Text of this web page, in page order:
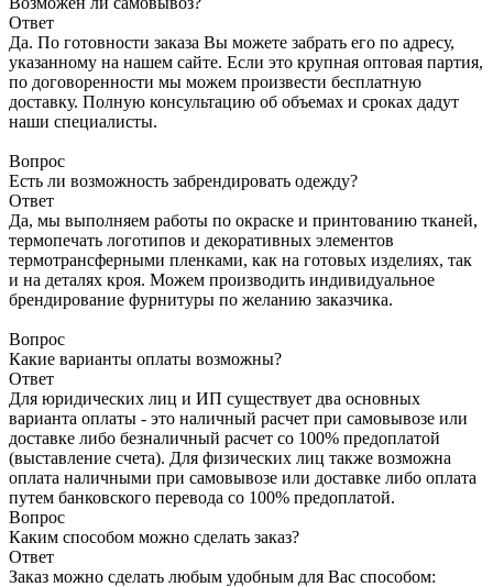
Ответ
Да. По готовности заказа Вы можете забрать его по адресу,
указанному на нашем сайте. Если это крупная оптовая партия,
по договоренности мы можем произвести бесплатную
доставку. Полную консультацию об объемах и сроках дадут
наши специалисты.
Вопрос
Есть ли возможность забрендировать одежду?
Ответ
Да, мы выполняем работы по окраске и принтованию тканей,
термопечать логотипов и декоративных элементов
термотрансферными пленками, как на готовых изделиях, так
и на деталях кроя. Можем производить индивидуальное
брендирование фурнитуры по желанию заказчика.
Вопрос
Какие варианты оплаты возможны?
Ответ
Для юридических лиц и ИП существует два основных
варианта оплаты - это наличный расчет при самовывозе или
доставке либо безналичный расчет со 100% предоплатой
(выставление счета). Для физических лиц также возможна
оплата наличными при самовывозе или доставке либо оплата
путем банковского перевода со 100% предоплатой.
Вопрос
Каким способом можно сделать заказ?
Ответ
Заказ можно сделать любым удобным для Вас способом: